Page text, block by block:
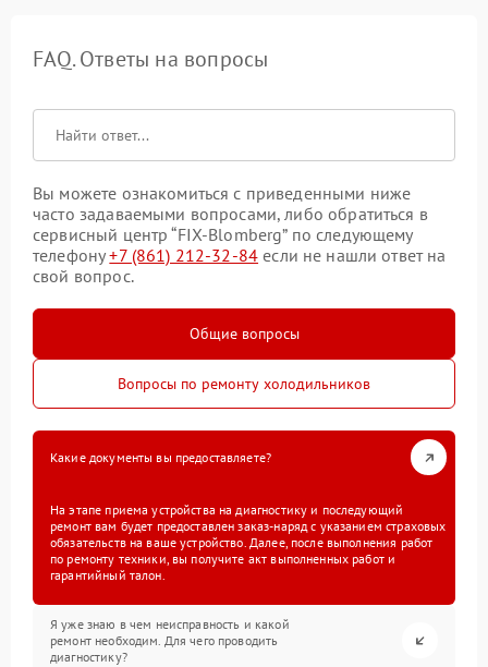
FAQ. Ответы на вопросы
Вы можете ознакомиться с приведенными ниже
часто задаваемыми вопросами, либо обратиться в
сервисный центр “FIX-Blomberg” по следующему
телефону+7 (861) 212-32-84 если не нашли ответ на
свой вопрос.
Общие вопросы
Вопросы по ремонту холодильников
Какие документы вы предоставляете?
На этапе приема устройства на диагностику и последующий
ремонт вам будет предоставлен заказ-наряд с указанием страховых
обязательств на ваше устройство. Далее, после выполнения работ
по ремонту техники, вы получите акт выполненных работ и
гарантийный талон.
Я уже знаю в чем неисправность и какой
ремонт необходим. Для чего проводить
диагностику?